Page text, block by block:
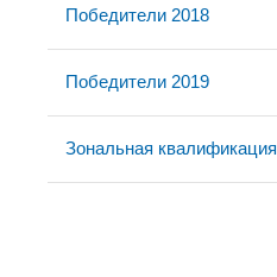
Победители 2018
Победители 2019
Зональная квалификация